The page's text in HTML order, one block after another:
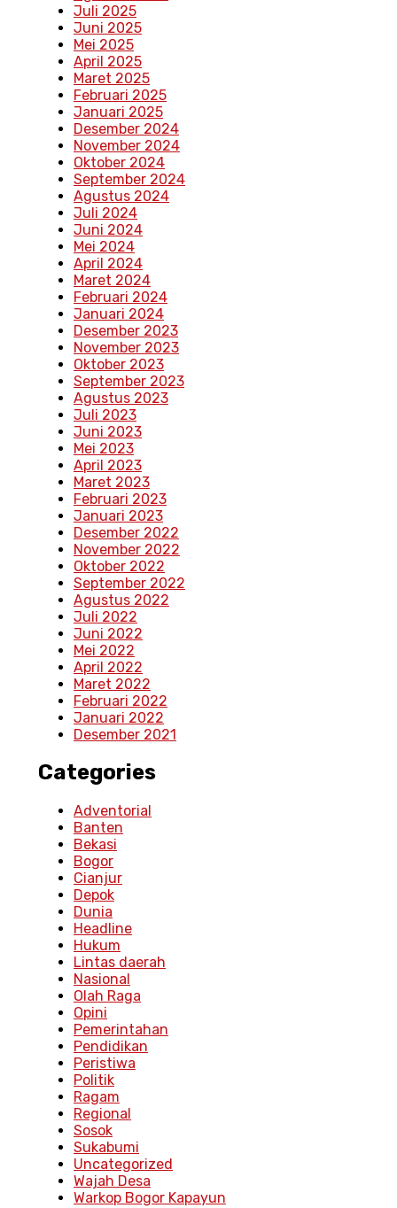
Juli 2025
Juni 2025
Mei 2025
April 2025
Maret 2025
Februari 2025
Januari 2025
Desember 2024
November 2024
Oktober 2024
September 2024
Agustus 2024
Juli 2024
Juni 2024
Mei 2024
April 2024
Maret 2024
Februari 2024
Januari 2024
Desember 2023
November 2023
Oktober 2023
September 2023
Agustus 2023
Juli 2023
Juni 2023
Mei 2023
April 2023
Maret 2023
Februari 2023
Januari 2023
Desember 2022
November 2022
Oktober 2022
September 2022
Agustus 2022
Juli 2022
Juni 2022
Mei 2022
April 2022
Maret 2022
Februari 2022
Januari 2022
Desember 2021
Categories
Adventorial
Banten
Bekasi
Bogor
Cianjur
Depok
Dunia
Headline
Hukum
Lintas daerah
Nasional
Olah Raga
Opini
Pemerintahan
Pendidikan
Peristiwa
Politik
Ragam
Regional
Sosok
Sukabumi
Uncategorized
Wajah Desa
Warkop Bogor Kapayun